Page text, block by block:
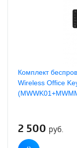
Комплект
Wireless Office
2 500 руб.